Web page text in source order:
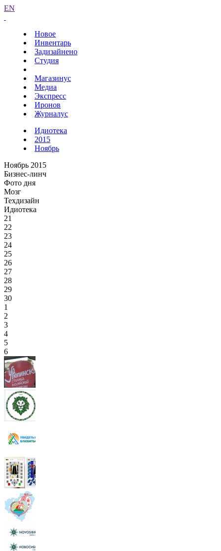
EN
Новое
Инвентарь
Задизайнено
Студия
Магазинус
Медиа
Экспресс
Иронов
Журналус
Идиотека
2015
Ноябрь
Ноябрь 2015
Бизнес-линч
Фото дня
Мозг
Техдизайн
Идиотека
21
22
23
24
25
26
27
28
29
30
1
2
3
4
5
6